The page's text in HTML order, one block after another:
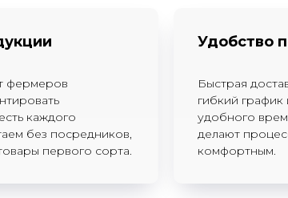
фермеров
каждого
без посредников,
первого сорта.
Удобство
Быстрая
гибкий
удобного
делают
комфортным.